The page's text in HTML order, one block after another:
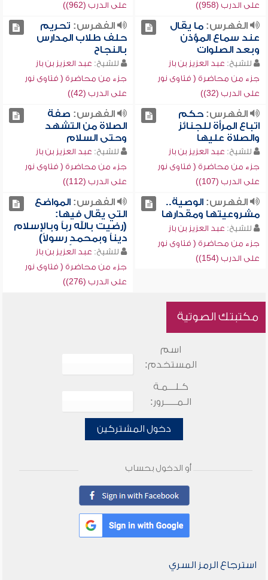
على الدرب (958))
على الدرب (962))
الفهرس:ما يقال
عند سماع المؤذن
وبعد الصلوات
للشيخ: عبد العزيز بن باز
جزء من محاضرة ( فتاوى نور
على الدرب (32))
الفهرس: تحريم
حلف طلاب المدارس
بالنجاح
للشيخ: عبد العزيز بن باز
جزء من محاضرة ( فتاوى نور
على الدرب (42))
الفهرس:حكم
اتباع المرأة للجنائز
والصلاة عليها
للشيخ: عبد العزيز بن باز
جزء من محاضرة ( فتاوى نور
على الدرب (107))
الفهرس: صفة
الصلاة من التشهد
وحتى السلام
للشيخ: عبد العزيز بن باز
جزء من محاضرة ( فتاوى نور
على الدرب (112))
الفهرس:الوصية..
مشروعيتها ومقدارها
للشيخ: عبد العزيز بن باز
جزء من محاضرة ( فتاوى نور
على الدرب (154))
الفهرس:المواضع
التي يقال فيها:
(رضيت بالله رباً وبالإسلام
ديناً وبمحمدٍ رسولاً)
للشيخ: عبد العزيز بن باز
جزء من محاضرة ( فتاوى نور
على الدرب (276))
مكتبتك الصوتية
اسم
المستخدم:
كـلـــمـة
الـمـــــرور:
دخول المشتركين
أو الدخول بحساب
استرجاع الرمز السري